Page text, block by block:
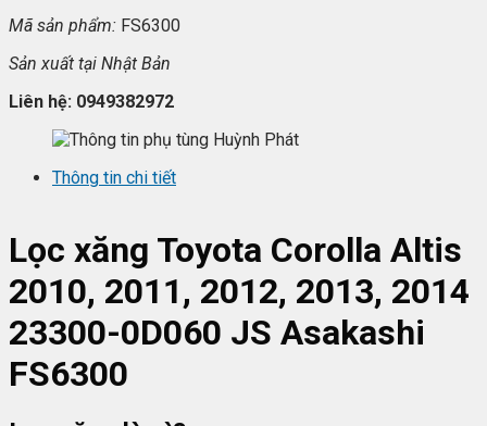
Mã sản phẩm: FS6300
Sản xuất tại Nhật Bản
Liên hệ: 0949382972
Thông tin chi tiết
Lọc xăng Toyota Corolla Altis
2010, 2011, 2012, 2013, 2014
23300-0D060 JS Asakashi
FS6300